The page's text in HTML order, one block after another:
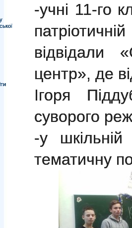
-учні 11-го
відвідали
центр», де
Ігоря
суворого
-у шкільній
тематичну